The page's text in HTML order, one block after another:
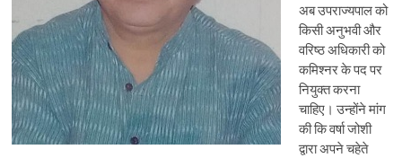
अब उपराज्यपाल को
किसी अनुभवी और
वरिष्ठ अधिकारी को
कमिश्नर के पद पर
नियुक्त करना
चाहिए। उन्होंने मांग
की कि वर्षा जोशी
द्वारा अपने चहेते